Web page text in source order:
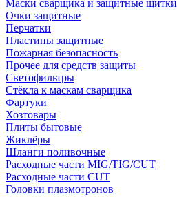
Маски сварщика и защитные щитки
Очки защитные
Перчатки
Пластины защитные
Пожарная безопасность
Прочее для средств защиты
Светофильтры
Стёкла к маскам сварщика
Фартуки
Хозтовары
Плиты бытовые
Жиклёры
Шланги поливочные
Расходные части MIG/TIG/CUT
Расходные части CUT
Головки плазмотронов